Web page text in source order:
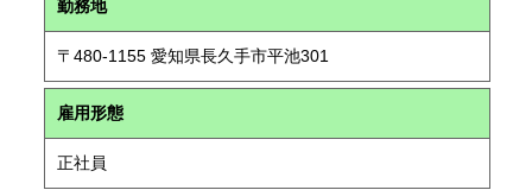
勤務地
〒480-1155 愛知県長久手市平池301
雇用形態
正社員